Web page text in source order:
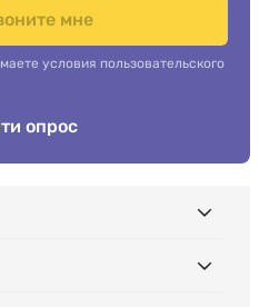
мне
условия пользовательского
опрос